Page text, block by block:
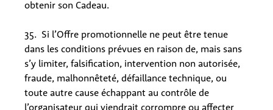
obtenir son Cadeau.
35. Si l’Offre promotionnelle ne peut être tenue
dans les conditions prévues en raison de, mais sans
s’y limiter, falsification, intervention non autorisée,
fraude, malhonnêteté, défaillance technique, ou
toute autre cause échappant au contrôle de
l’organisateur qui viendrait corrompre ou affecter